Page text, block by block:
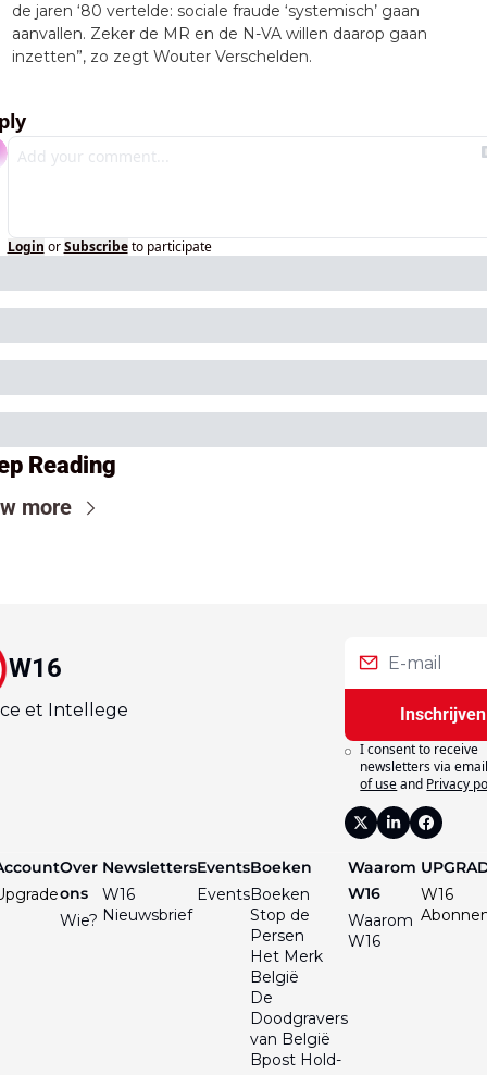
de jaren ‘80 vertelde: sociale fraude ‘systemisch’ gaan
aanvallen. Zeker de MR en de N-VA willen daarop gaan
inzetten”, zo zegt Wouter Verschelden.
Login or Subscribe to participate
Reading
more
W16
et Intellege Inschrijven
I consent to receive
newsletters via
of useand Privacy
Over
ons
Wie?
Newsletters
W16
Nieuwsbrief
Events
Events
Boeken
Boeken
Stop de
Persen
Het Merk
België
De
Doodgravers
van België
Bpost Hold-
Waarom
W16
Waarom
W16
W16